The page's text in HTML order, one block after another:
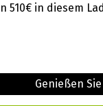
510€ in diesem
Genießen